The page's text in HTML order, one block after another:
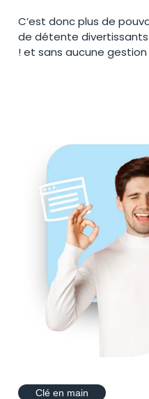
C’est donc plus de
de détente
! et sans aucune gestion
Clé en main